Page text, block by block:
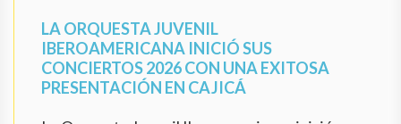
LA ORQUESTA JUVENIL
IBEROAMERICANA INICIÓ SUS
CONCIERTOS 2026 CON UNA EXITOSA
PRESENTACIÓN EN CAJICÁ